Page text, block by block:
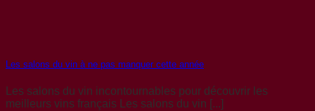
Les salons du vin à ne pas manquer cette année
Les salons du vin incontournables pour découvrir les
meilleurs vins français Les salons du vin [...]